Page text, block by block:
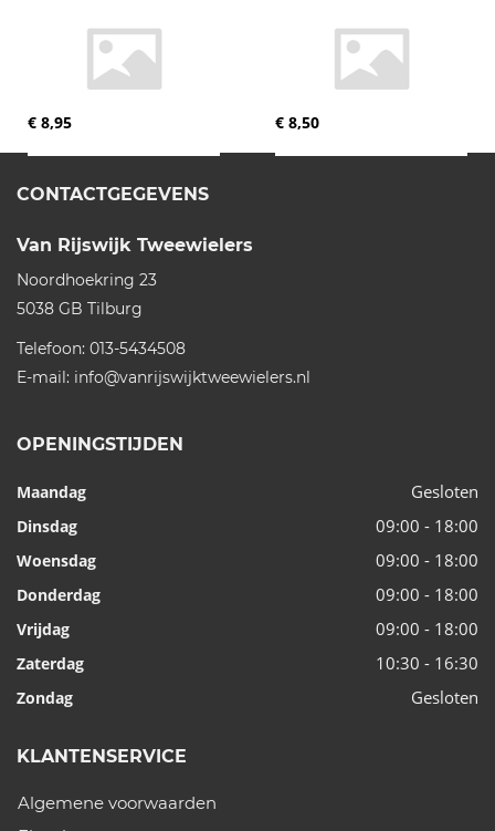
€ 8,95 € 8,50
CONTACTGEGEVENS
Van Rijswijk Tweewielers
Noordhoekring 23
5038 GB Tilburg
Telefoon: 013-5434508
E-mail: info@vanrijswijktweewielers.nl
OPENINGSTIJDEN
Maandag Gesloten
Dinsdag 09:00 - 18:00
Woensdag 09:00 - 18:00
Donderdag 09:00 - 18:00
Vrijdag 09:00 - 18:00
Zaterdag 10:30 - 16:30
Zondag Gesloten
KLANTENSERVICE
Algemene voorwaarden